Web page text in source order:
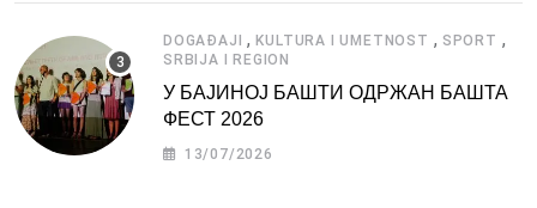
DOGAĐAJI ,KULTURA I UMETNOST , SPORT ,
SRBIJA I REGION
У БАЈИНОЈ БАШТИ ОДРЖАН БАШТА
ФЕСТ 2026
13/07/2026